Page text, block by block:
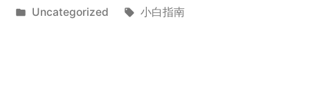
by
Posted
Uncategorized Tags:
小白指南